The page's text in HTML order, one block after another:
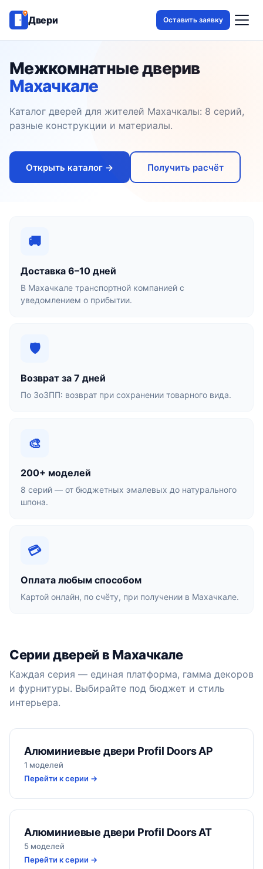
Двери Оставить заявку
Межкомнатные дверив
Махачкале
Каталог дверей для жителей Махачкалы: 8 серий,
разные конструкции и материалы.
Открыть каталог → Получить расчёт
🚚
Доставка 6–10 дней
В Махачкале транспортной компанией с
уведомлением о прибытии.
🛡
Возврат за 7 дней
По ЗоЗПП: возврат при сохранении товарного вида.
🎨
200+ моделей
8 серий — от бюджетных эмалевых до натурального
шпона.
💳
Оплата любым способом
Картой онлайн, по счёту, при получении в Махачкале.
Серии дверей в Махачкале
Каждая серия — единая платформа, гамма декоров
и фурнитуры. Выбирайте под бюджет и стиль
интерьера.
Алюминиевые двери Profil Doors AP
1 моделей
Перейти к серии →
Алюминиевые двери Profil Doors AT
5 моделей
Перейти к серии →